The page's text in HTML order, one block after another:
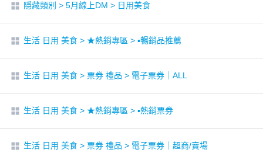
隱藏類別 > 5月線上DM > 日用美食
生活 日用 美食 > ★熱銷專區 > ▪︎暢銷品推薦
生活 日用 美食 > 票券 禮品 > 電子票券｜ALL
生活 日用 美食 > ★熱銷專區 > ▪︎熱銷票券
生活 日用 美食 > 票券 禮品 > 電子票券｜超商/賣場